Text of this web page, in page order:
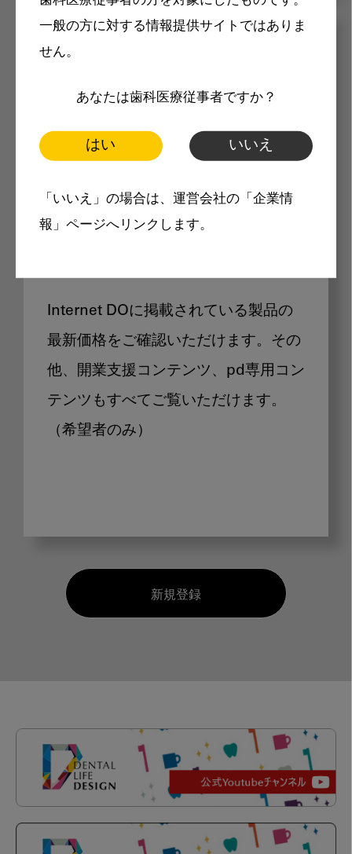
一般の方に対する情報提供サイトではありま
せん。
あなたは歯科医療従事者ですか？
はい いいえ
「いいえ」の場合は、運営会社の「企業情
報」ページへリンクします。
Internet DOに掲載されている
製品価格も閲覧可能
Internet DOに掲載されている製品の
最新価格をご確認いただけます。その
他、開業支援コンテンツ、pd専用コン
テンツもすべてご覧いただけます。
（希望者のみ）
新規登録